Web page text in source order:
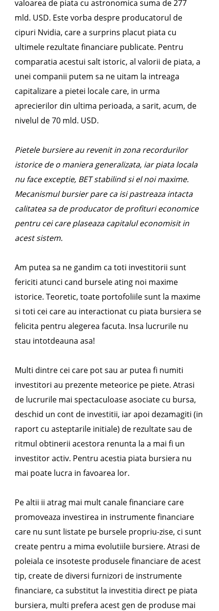
valoarea de piata cu astronomica suma de 277
mld. USD. Este vorba despre producatorul de
cipuri Nvidia, care a surprins placut piata cu
ultimele rezultate financiare publicate. Pentru
comparatia acestui salt istoric, al valorii de piata, a
unei companii putem sa ne uitam la intreaga
capitalizare a pietei locale care, in urma
aprecierilor din ultima perioada, a sarit, acum, de
nivelul de 70 mld. USD.
Pietele bursiere au revenit in zona recordurilor
istorice de o maniera generalizata, iar piata locala
nu face exceptie, BET stabilind si el noi maxime.
Mecanismul bursier pare ca isi pastreaza intacta
calitatea sa de producator de profituri economice
pentru cei care plaseaza capitalul economisit in
acest sistem.
Am putea sa ne gandim ca toti investitorii sunt
fericiti atunci cand bursele ating noi maxime
istorice. Teoretic, toate portofoliile sunt la maxime
si toti cei care au interactionat cu piata bursiera se
felicita pentru alegerea facuta. Insa lucrurile nu
stau intotdeauna asa!
Multi dintre cei care pot sau ar putea fi numiti
investitori au prezente meteorice pe piete. Atrasi
de lucrurile mai spectaculoase asociate cu bursa,
deschid un cont de investitii, iar apoi dezamagiti (in
raport cu asteptarile initiale) de rezultate sau de
ritmul obtinerii acestora renunta la a mai fi un
investitor activ. Pentru acestia piata bursiera nu
mai poate lucra in favoarea lor.
Pe altii ii atrag mai mult canale financiare care
promoveaza investirea in instrumente financiare
care nu sunt listate pe bursele propriu-zise, ci sunt
create pentru a mima evolutiile bursiere. Atrasi de
poleiala ce insoteste produsele financiare de acest
tip, create de diversi furnizori de instrumente
financiare, ca substitut la investitia direct pe piata
bursiera, multi prefera acest gen de produse mai